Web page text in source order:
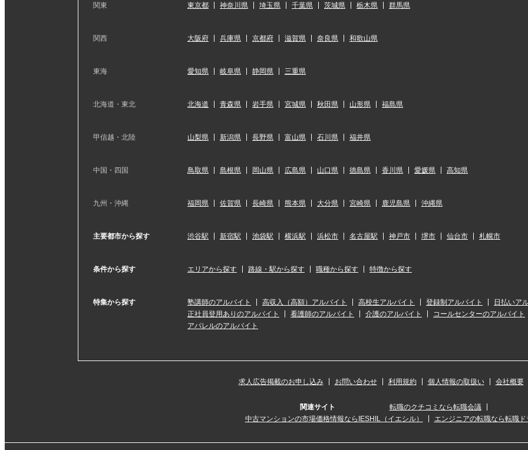
関東 東京都 神奈川県 埼玉県 千葉県 茨城県 栃木県 群馬県
関西 大阪府 兵庫県 京都府 滋賀県 奈良県 和歌山県
東海 愛知県 岐阜県 静岡県 三重県
北海道・東北 北海道 青森県 岩手県 宮城県 秋田県 山形県 福島県
甲信越・北陸 山梨県 新潟県 長野県 富山県 石川県 福井県
中国・四国 鳥取県 島根県 岡山県 広島県 山口県 徳島県 香川県 愛媛県 高知県
九州・沖縄 福岡県 佐賀県 長崎県 熊本県 大分県 宮崎県 鹿児島県 沖縄県
主要都市から探す 渋谷駅 新宿駅 池袋駅 横浜駅 浜松市 名古屋駅 神戸市 堺市 仙台市 札幌市
条件から探す エリアから探す 路線・駅から探す 職種から探す 特徴から探す
特集から探す 塾講師のアルバイト 高収入（高額）アルバイト 高校生アルバイト 登録制アルバイト 日払いア
正社員登用ありのアルバイト
看護師のアルバイト 介護のアルバイト コールセンターのアルバイト
アパレルのアルバイト
求人広告掲載のお申し込み お問い合わせ 利用規約 個人情報の取扱い 会社概要
関連サイト
転職のクチコミなら転職会議
中古マンションの市場価格情報ならIESHIL（イエシル）
エンジニアの転職なら転職ド